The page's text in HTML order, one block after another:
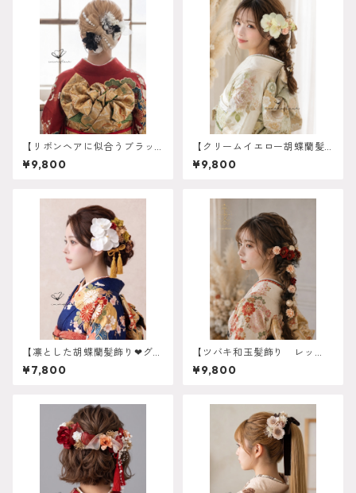
【リボンヘアに似合うブラッ
ク髪飾り】再販しました 卒
業式 袴 成人式 振袖 結
¥9,800
【クリームイエロー胡蝶蘭髪
飾り 胡蝶蘭髪飾り 】ホワイト
ゴールド 成人式 卒業式 振袖
婚式 オーダーメイド対応 O-
¥9,800
【凛とした胡蝶蘭髪飾り❤︎グリ
ーン】振袖 成人式 ヘアド
レス ヘアパーツ プリザー
¥7,800
【ツバキ和玉髪飾り レッ
ド】 袴 振袖 成人式 ヘ
アドレス ヘアパーツ プリ
¥9,800